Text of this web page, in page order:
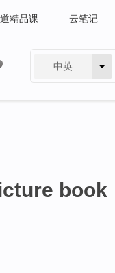
精品课 云笔记
中英
book